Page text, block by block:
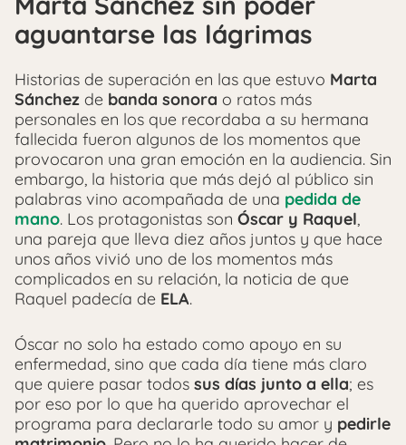
aguantarse las lágrimas
Historias de superación en las que estuvo Marta
Sánchez de banda sonora o ratos más
personales en los que recordaba a su hermana
fallecida fueron algunos de los momentos que
provocaron una gran emoción en la audiencia. Sin
embargo, la historia que más dejó al público sin
palabras vino acompañada de una pedida de
mano. Los protagonistas son Óscar y Raquel,
una pareja que lleva diez años juntos y que hace
unos años vivió uno de los momentos más
complicados en su relación, la noticia de que
Raquel padecía de ELA.
Óscar no solo ha estado como apoyo en su
enfermedad, sino que cada día tiene más claro
que quiere pasar todos sus días junto a ella; es
por eso por lo que ha querido aprovechar el
programa para declararle todo su amor y pedirle